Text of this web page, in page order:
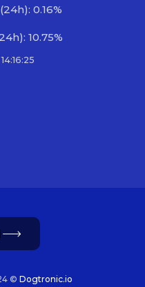
0.16%
10.75%
© Dogtronic.io